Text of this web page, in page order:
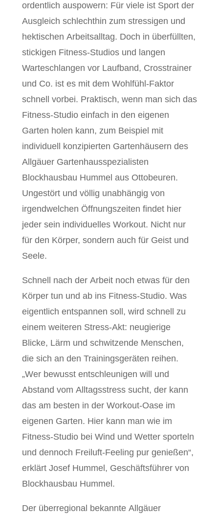
ordentlich auspowern: Für viele ist Sport der
Ausgleich schlechthin zum stressigen und
hektischen Arbeitsalltag. Doch in überfüllten,
stickigen Fitness-Studios und langen
Warteschlangen vor Laufband, Crosstrainer
und Co. ist es mit dem Wohlfühl-Faktor
schnell vorbei. Praktisch, wenn man sich das
Fitness-Studio einfach in den eigenen
Garten holen kann, zum Beispiel mit
individuell konzipierten Gartenhäusern des
Allgäuer Gartenhausspezialisten
Blockhausbau Hummel aus Ottobeuren.
Ungestört und völlig unabhängig von
irgendwelchen Öffnungszeiten findet hier
jeder sein individuelles Workout. Nicht nur
für den Körper, sondern auch für Geist und
Seele.
Schnell nach der Arbeit noch etwas für den
Körper tun und ab ins Fitness-Studio. Was
eigentlich entspannen soll, wird schnell zu
einem weiteren Stress-Akt: neugierige
Blicke, Lärm und schwitzende Menschen,
die sich an den Trainingsgeräten reihen.
„Wer bewusst entschleunigen will und
Abstand vom Alltagsstress sucht, der kann
das am besten in der Workout-Oase im
eigenen Garten. Hier kann man wie im
Fitness-Studio bei Wind und Wetter sporteln
und dennoch Freiluft-Feeling pur genießen“,
erklärt Josef Hummel, Geschäftsführer von
Blockhausbau Hummel.
Der überregional bekannte Allgäuer